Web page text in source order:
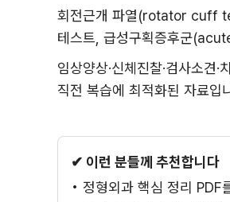
회전근개 파열(rotator cuff
테스트, 급성구획증후군
임상양상·신체진찰·검사소견
직전 복습에 최적화된 자료입
✔ 이런 분들께 추천합니다
• 정형외과 핵심 정리 PDF